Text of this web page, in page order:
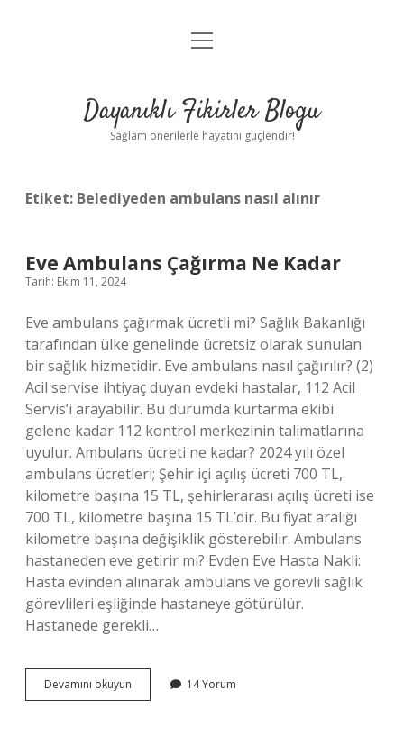
Anasayfa
Yasal Uyarı
menüyü
Dayanıklı Fikirler Blogu
Sağlam önerilerle hayatını güçlendir!
Etiket: Belediyeden ambulans nasıl alınır
Eve Ambulans Çağırma Ne Kadar
Tarih: Ekim 11, 2024
Eve ambulans çağırmak ücretli mi? Sağlık Bakanlığı
tarafından ülke genelinde ücretsiz olarak sunulan
bir sağlık hizmetidir. Eve ambulans nasıl çağırılır? (2)
Acil servise ihtiyaç duyan evdeki hastalar, 112 Acil
Servis’i arayabilir. Bu durumda kurtarma ekibi
gelene kadar 112 kontrol merkezinin talimatlarına
uyulur. Ambulans ücreti ne kadar? 2024 yılı özel
ambulans ücretleri; Şehir içi açılış ücreti 700 TL,
kilometre başına 15 TL, şehirlerarası açılış ücreti ise
700 TL, kilometre başına 15 TL’dir. Bu fiyat aralığı
kilometre başına değişiklik gösterebilir. Ambulans
hastaneden eve getirir mi? Evden Eve Hasta Nakli:
Hasta evinden alınarak ambulans ve görevli sağlık
görevlileri eşliğinde hastaneye götürülür.
Hastanede gerekli…
Devamını okuyun
Ambulans
14 Yorum